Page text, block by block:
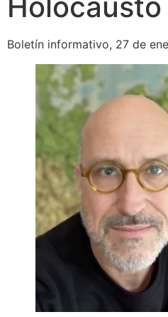
Boletín informativo, 27 de